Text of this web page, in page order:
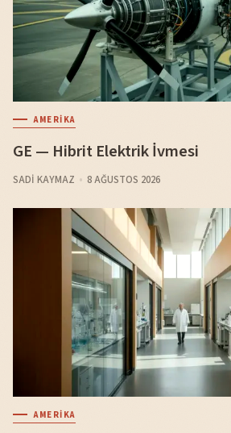
AMERIKA
GE — Hibrit Elektrik İvmesi
SADI KAYMAZ 8 AĞUSTOS 2026
AMERIKA